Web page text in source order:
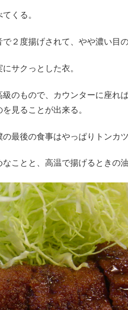
くる。
２度揚げされて、やや濃い目の
サクっとした衣。
のもので、カウンターに座れ
見ることが出来る。
最後の食事はやっぱりトンカ
ことと、高温で揚げるときの